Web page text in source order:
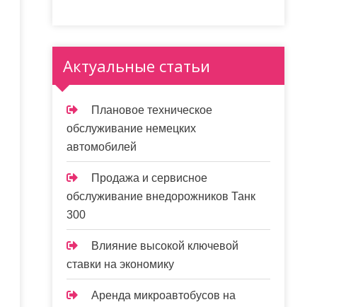
Актуальные статьи
Плановое техническое
обслуживание немецких
автомобилей
Продажа и сервисное
обслуживание внедорожников Танк
300
Влияние высокой ключевой
ставки на экономику
Аренда микроавтобусов на